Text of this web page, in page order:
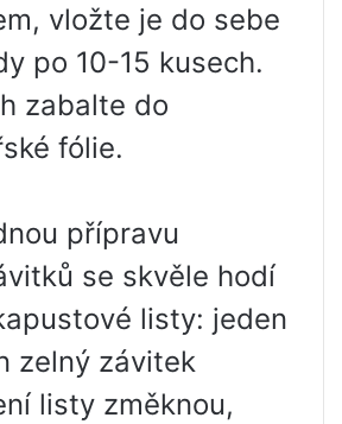
vložte je do sebe
po 10-15 kusech.
zabalte do
fólie.
přípravu
se skvěle hodí
listy: jeden
zelný závitek
listy změknou,